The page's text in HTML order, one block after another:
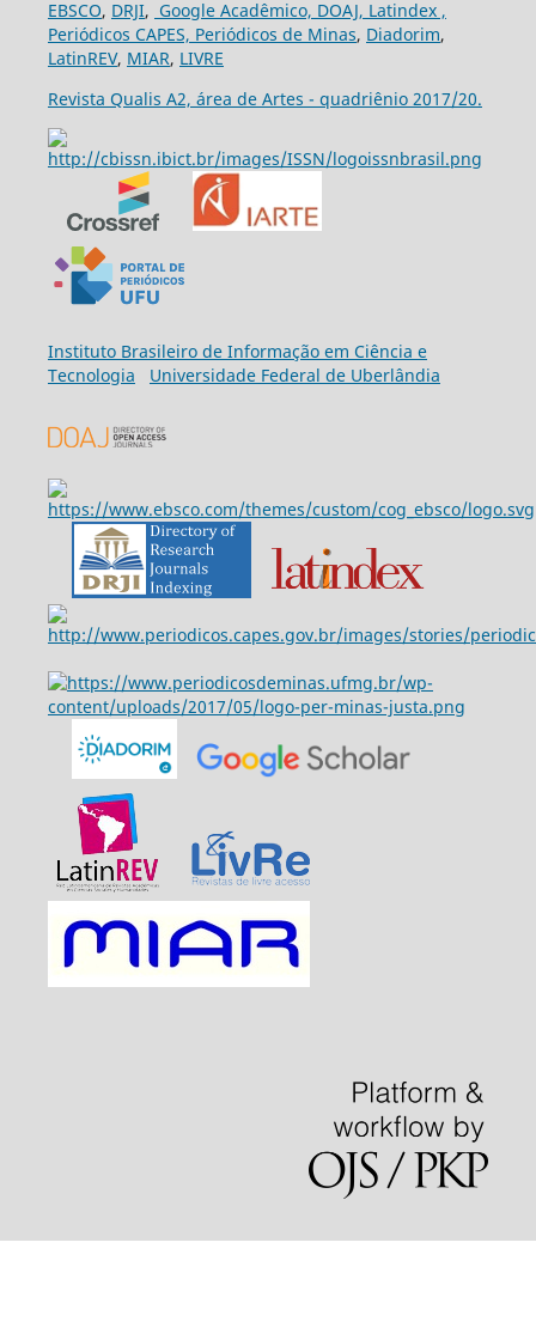
EBSCO, DRJI, Google Acadêmico, DOAJ, Latindex ,
Periódicos CAPES, Periódicos de Minas, Diadorim,
LatinREV, MIAR, LIVRE
Revista Qualis A2, área de Artes - quadriênio 2017/20.
Instituto Brasileiro de Informação em Ciência e
Tecnologia
Universidade Federal de Uberlândia